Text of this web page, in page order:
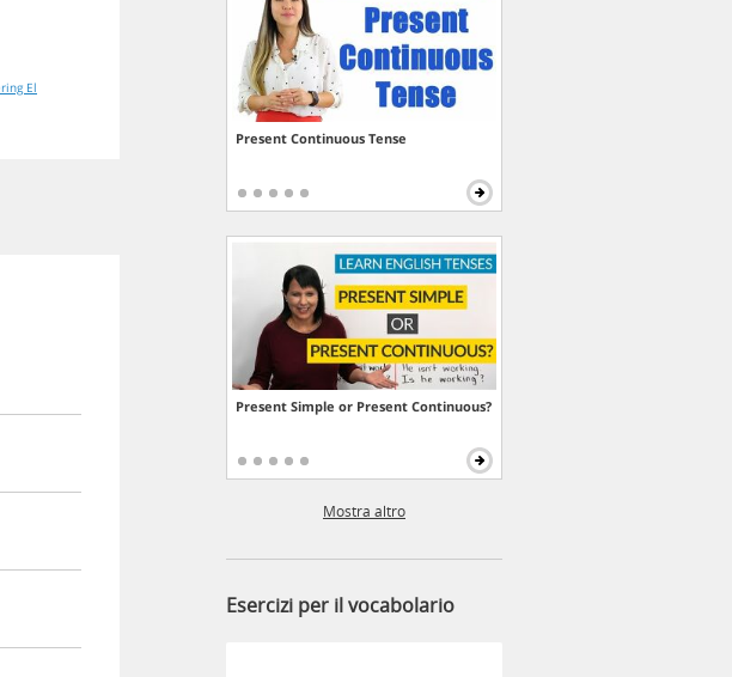
Present Continuous Tense
Present Simple or Present Continuous?
Mostra altro
Esercizi per il vocabolario